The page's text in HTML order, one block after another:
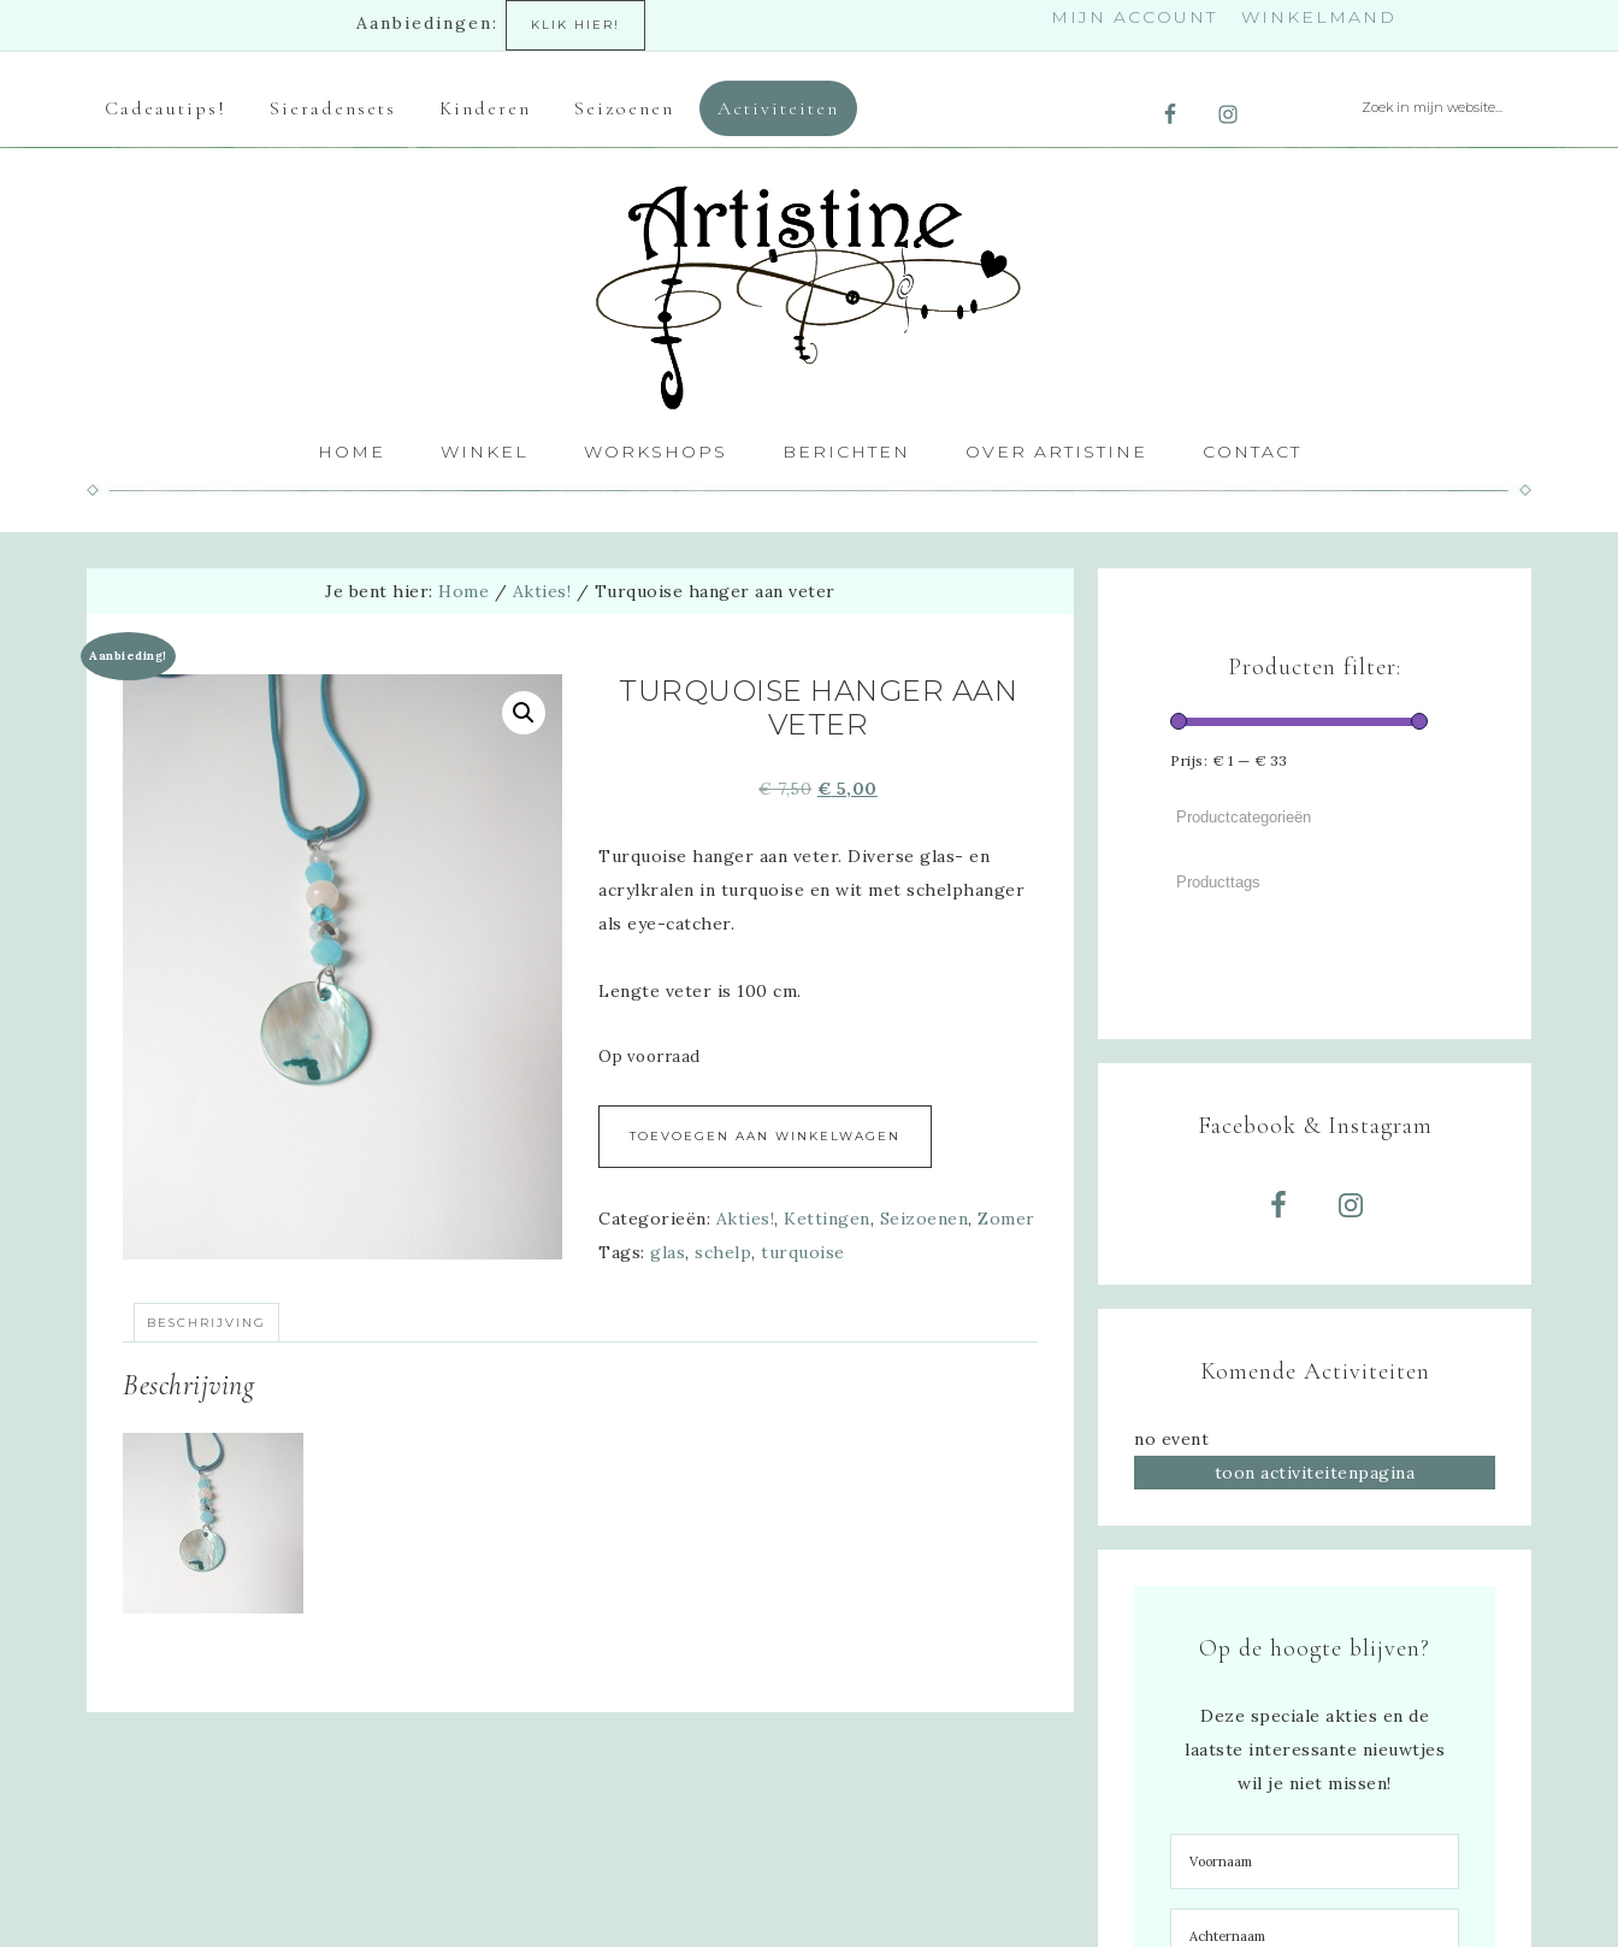
Aanbiedingen: KLIK HIER! MIJN ACCOUNT WINKELMAND
Cadeautips! Sieradensets Kinderen Seizoenen Activiteiten
HOME WINKEL WORKSHOPS BERICHTEN OVER ARTISTINE CONTACT
Je bent hier: Home / Akties! / Turquoise hanger aan veter
Aanbieding!
TURQUOISE HANGER AAN
VETER
€7,50 € 5,00
Turquoise hanger aan veter. Diverse glas- en
acrylkralen in turquoise en wit met schelphanger
als eye-catcher.
Lengte veter is 100 cm.
Op voorraad
TOEVOEGEN AAN WINKELWAGEN
Categorieën: Akties!,Kettingen, Seizoenen,Zomer
Tags:glas,schelp,turquoise
BESCHRIJVING
Beschrijving
Producten filter:
Prijs: € 1 — € 33
Facebook & Instagram
Komende Activiteiten
no event
toon activiteitenpagina
Op de hoogte blijven?
Deze speciale akties en de
laatste interessante nieuwtjes
wil je niet missen!